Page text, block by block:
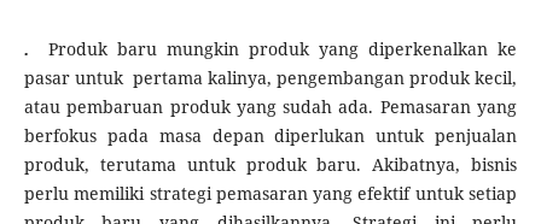
.
Produk baru mungkin produk yang diperkenalkan ke
pasar untuk pertama kalinya, pengembangan produk kecil,
atau pembaruan produk yang sudah ada. Pemasaran yang
berfokus pada masa depan diperlukan untuk penjualan
produk, terutama untuk produk baru. Akibatnya, bisnis
perlu memiliki strategi pemasaran yang efektif untuk setiap